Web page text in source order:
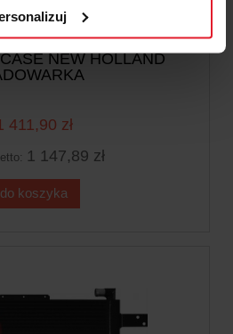
NEW HOLLAND
411,90 zł
1 147,89 zł
do koszyka